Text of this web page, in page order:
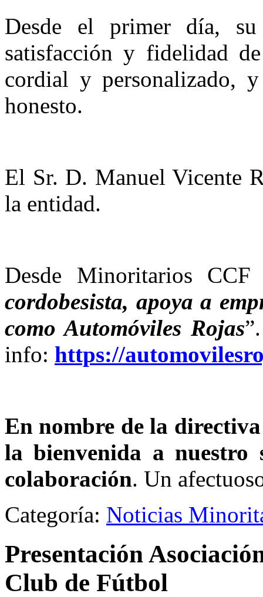
Desde el primer día,
satisfacción y fidelidad
cordial y personalizado,
honesto.
El Sr. D. Manuel Vicente
la entidad.
Desde Minoritarios CCF
cordobesista, apoya a
como Automóviles Rojas
info: https://
En nombre de la
la bienvenida a
colaboración. Un
Categoría: Noticias
Presentación
Club de Fútbol